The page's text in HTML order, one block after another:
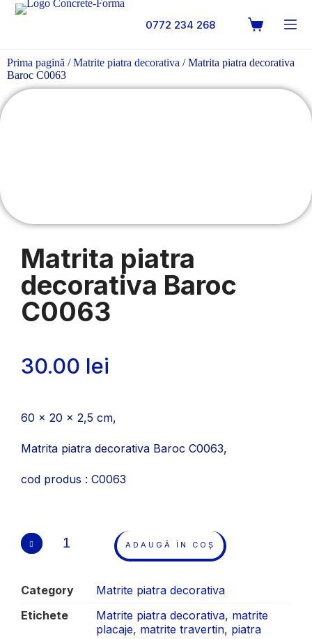
0772 234 268
Prima pagină /Matrite piatra decorativa / Matrita piatra decorativa
Baroc C0063
Matrita piatra
decorativa Baroc
C0063
30.00 lei
60 x 20 x 2,5 cm,
Matrita piatra decorativa Baroc C0063,
cod produs : C0063
ADAUGĂ ÎN COȘ
Category
Matrite piatra decorativa
Etichete
Matrite piatra decorativa, matrite
placaje, matrite travertin, piatra